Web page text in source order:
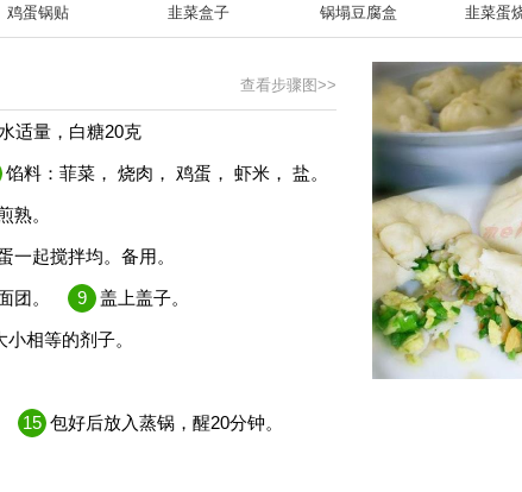
鸡蛋锅贴 韭菜盒子 锅塌豆腐盒 韭菜蛋
查看步骤图>>
适量，白糖20克
馅料：菲菜， 烧肉， 鸡蛋， 虾米， 盐。
熟。
一起搅拌均。备用。
团。 9 盖上盖子。
相等的剂子。
15 包好后放入蒸锅，醒20分钟。